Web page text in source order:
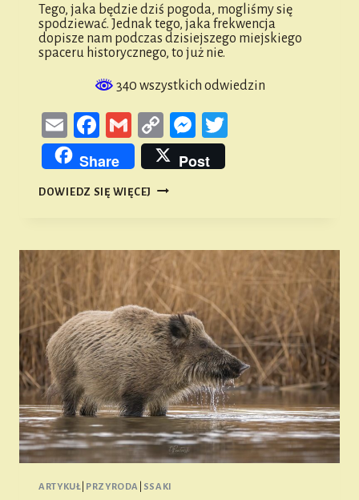
Tego, jaka będzie dziś pogoda, mogliśmy się
spodziewać. Jednak tego, jaka frekwencja
dopisze nam podczas dzisiejszego miejskiego
spaceru historycznego, to już nie.
340 wszystkich odwiedzin
EmailFacebook
GmailCopy
Link
Messenger
Share Post
DOWIEDZ SIĘ WIĘCEJ SEZON
ARTYKUŁ PRZYRODA SSAKI